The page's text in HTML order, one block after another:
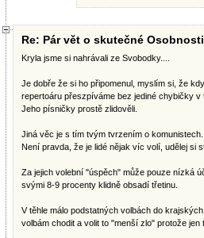
Re: Pár vět o skutečné Osobnosti
Kryla jsme si nahrávali ze Svobodky....
Je dobře že si ho připomenul, myslím si, že
repertoáru přeszpíváme bez jediné chybičky v
Jeho písničky prostě zlidověli.
Jiná věc je s tím tvým tvrzením o komunistech.
Není pravda, že je lidé nějak víc volí, udělej si
Za jejich volební "úspěch" může pouze nízká
svými 8-9 procenty klidně obsadí třetinu.
V těhle málo podstatných volbách do
volbám chodit a volit to "menší zlo" protože